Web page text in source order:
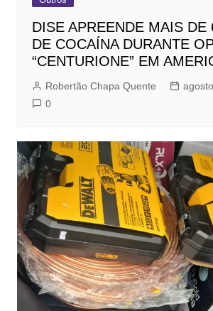
DISE APREENDE MAIS DE
DE COCAÍNA DURANTE
“CENTURIONE” EM
Robertão Chapa Quente
0